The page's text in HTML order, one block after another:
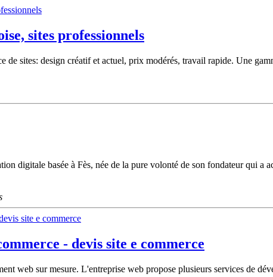
sites professionnels
de sites: design créatif et actuel, prix modérés, travail rapide. Une
digitale basée à Fès, née de la pure volonté de son fondateur qui a
- devis site e commerce
web sur mesure. L'entreprise web propose plusieurs services de